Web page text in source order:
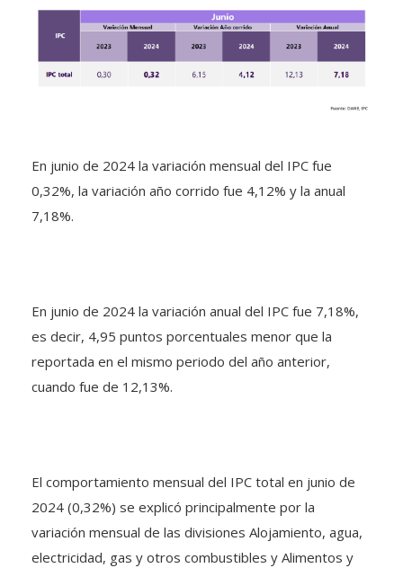
En junio de 2024 la variación mensual del IPC fue
0,32%, la variación año corrido fue 4,12% y la anual
7,18%.
En junio de 2024 la variación anual del IPC fue 7,18%,
es decir, 4,95 puntos porcentuales menor que la
reportada en el mismo periodo del año anterior,
cuando fue de 12,13%.
El comportamiento mensual del IPC total en junio de
2024 (0,32%) se explicó principalmente por la
variación mensual de las divisiones Alojamiento, agua,
electricidad, gas y otros combustibles y Alimentos y